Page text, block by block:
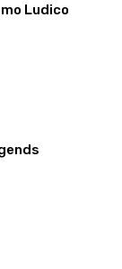
Ludico